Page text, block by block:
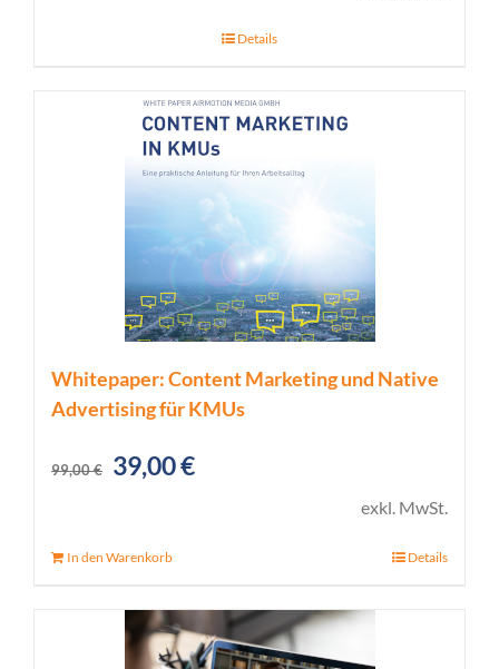
Details
Whitepaper: Content Marketing und Native
Advertising für KMUs
99,00€
Ursprünglicher
39,00€Aktueller
exkl. MwSt.
In den Warenkorb Details